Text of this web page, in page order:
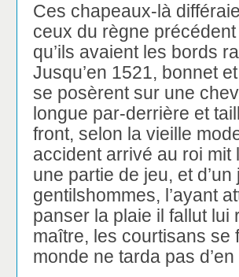
Ces chapeaux-là
ceux du règne
qu’ils avaient les bords
Jusqu’en 1521, bonnet
se posèrent sur une
longue par-derrière et
front, selon la vieille
accident arrivé au roi
une partie de jeu, et
gentilshommes, l’ayant
panser la plaie il fallut
maître, les courtisans se
monde ne tarda pas